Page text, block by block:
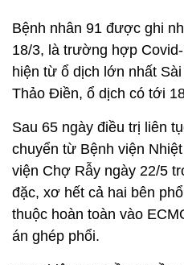
Bệnh nhân 91 được ghi
18/3, là trường hợp
hiện từ ổ dịch lớn nhất
Thảo Điền, ổ dịch có tới
Sau 65 ngày điều trị liên
chuyển từ Bệnh viện
viện Chợ Rẫy ngày 22/5
đặc, xơ hết cả hai bên
thuộc hoàn toàn vào
án ghép phổi.